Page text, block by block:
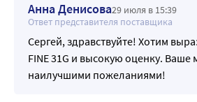
Анна Денисова29 июля в 15:39
Ответ представителя поставщика
Сергей, здравствуйте! Хотим
FINE 31G и высокую оценку.
наилучшими пожеланиями!